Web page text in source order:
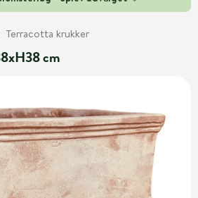
Terracotta krukker
cm